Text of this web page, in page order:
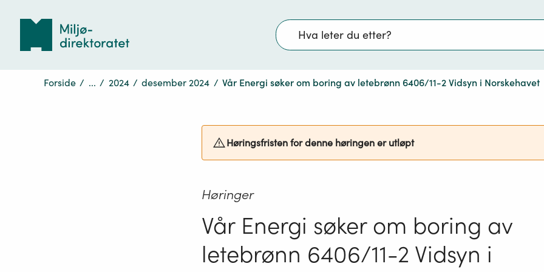
Søk
Forside / ... / 2024 / desember 2024 / Vår Energi søker om boring av letebrønn 6406/11-2 Vidsyn i Norskehavet
Høringsfristen for denne høringen er utløpt
Høringer
Vår Energi søker om boring av
letebrønn 6406/11-2 Vidsyn i